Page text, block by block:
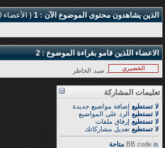
الذين يشاهدون محتوى الموضوع الآن : 1 ( الأعضاء 0 والزوار 1)
الاعضاء اللذين قامو بقراءة الموضوع : 2
الخضيري صيد الخاطر
تعليمات المشاركة
لا تستطيع إضافة مواضيع جديدة
لا تستطيع الرد على المواضيع
لا تستطيع إرفاق ملفات
لا تستطيع تعديل مشاركاتك
BB code is
متاحة